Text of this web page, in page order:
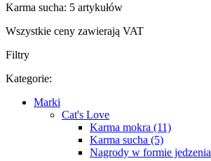
Karma sucha: 5 artykułów
Wszystkie ceny zawierają VAT
Filtry
Kategorie:
Marki
Cat's Love
Karma mokra (11)
Karma sucha (5)
Nagrody w formie